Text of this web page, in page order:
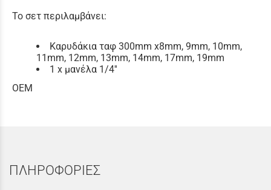
Το σετ περιλαμβάνει:
Καρυδάκια ταφ 300mm x8mm, 9mm, 10mm,
11mm, 12mm, 13mm, 14mm, 17mm, 19mm
1 x μανέλα 1/4''
ΟΕΜ
ΠΛΗΡΟΦΟΡΙΕΣ